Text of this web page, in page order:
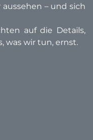
– und sich
auf die Details,
was wir tun, ernst.